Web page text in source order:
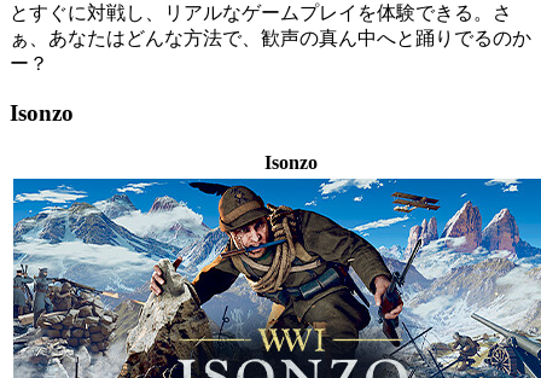
とすぐに対戦し、リアルなゲームプレイを体験できる。さ
ぁ、あなたはどんな方法で、歓声の真ん中へと踊りでるのか
ー？
Isonzo
Isonzo